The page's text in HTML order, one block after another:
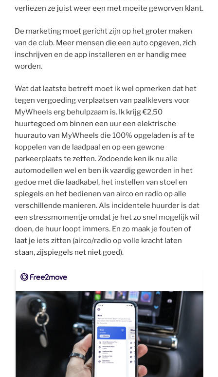
verliezen ze juist weer een met moeite geworven klant.
De marketing moet gericht zijn op het groter maken
van de club. Meer mensen die een auto opgeven, zich
inschrijven en de app installeren en er handig mee
worden.
Wat dat laatste betreft moet ik wel opmerken dat het
tegen vergoeding verplaatsen van paalklevers voor
MyWheels erg behulpzaam is. Ik krijg €2,50
huurtegoed om binnen een uur een elektrische
huurauto van MyWheels die 100% opgeladen is af te
koppelen van de laadpaal en op een gewone
parkeerplaats te zetten. Zodoende ken ik nu alle
automodellen wel en ben ik vaardig geworden in het
gedoe met die laadkabel, het instellen van stoel en
spiegels en het bedienen van airco en radio op alle
verschillende manieren. Als incidentele huurder is dat
een stressmomentje omdat je het zo snel mogelijk wil
doen, de huur loopt immers. En zo maak je fouten of
laat je iets zitten (airco/radio op volle kracht laten
staan, zijspiegels net niet goed).